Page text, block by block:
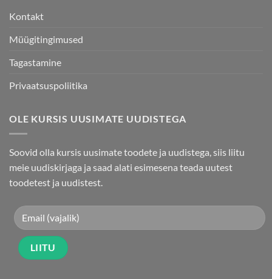
Kontakt
Müügitingimused
Tagastamine
Privaatsuspoliitika
OLE KURSIS UUSIMATE UUDISTEGA
Soovid olla kursis uusimate toodete ja uudistega, siis liitu
meie uudiskirjaga ja saad alati esimesena teada uutest
toodetest ja uudistest.